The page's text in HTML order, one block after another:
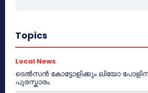
Topics
Local News
ടെൽസൻ കോട്ടോളിക്കും ലിയോ
പുരസ്കാരം